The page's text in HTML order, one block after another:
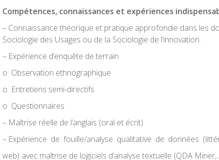
Compétences, connaissances et expériences
– Connaissance théorique et pratique approfondie dans les
Sociologie des Usages ou de la Sociologie de l’innovation.
– Expérience d’enquête de terrain
o Observation ethnographique
o Entretiens semi-directifs
o Questionnaires
– Maîtrise réelle de l’anglais (oral et écrit)
– Expérience de fouille/analyse qualitative de données
web) avec maîtrise de logiciels d’analyse textuelle (QDA Miner,